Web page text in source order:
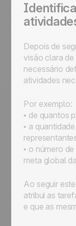
Depois de
visão clara de
necessário
atividades
Por exemplo:
• de quantos
• a
• o número
meta global
Ao seguir
atribui as
e que as